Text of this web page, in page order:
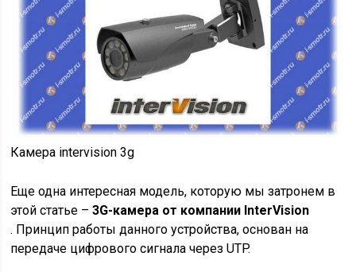
Камера intervision 3g
Еще одна интересная модель, которую мы затронем в
этой статье –3G-камера от компании InterVision
. Принцип работы данного устройства, основан на
передаче цифрового сигнала через UTP.